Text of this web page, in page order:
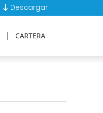
Descargar
CARTERA